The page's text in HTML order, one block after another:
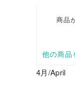
4月/April